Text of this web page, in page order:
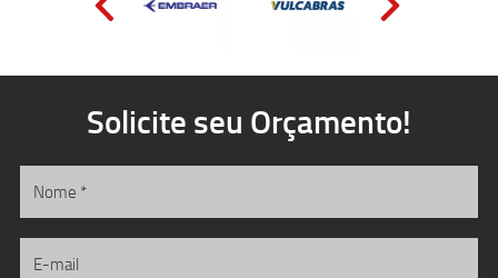
Solicite seu Orçamento!